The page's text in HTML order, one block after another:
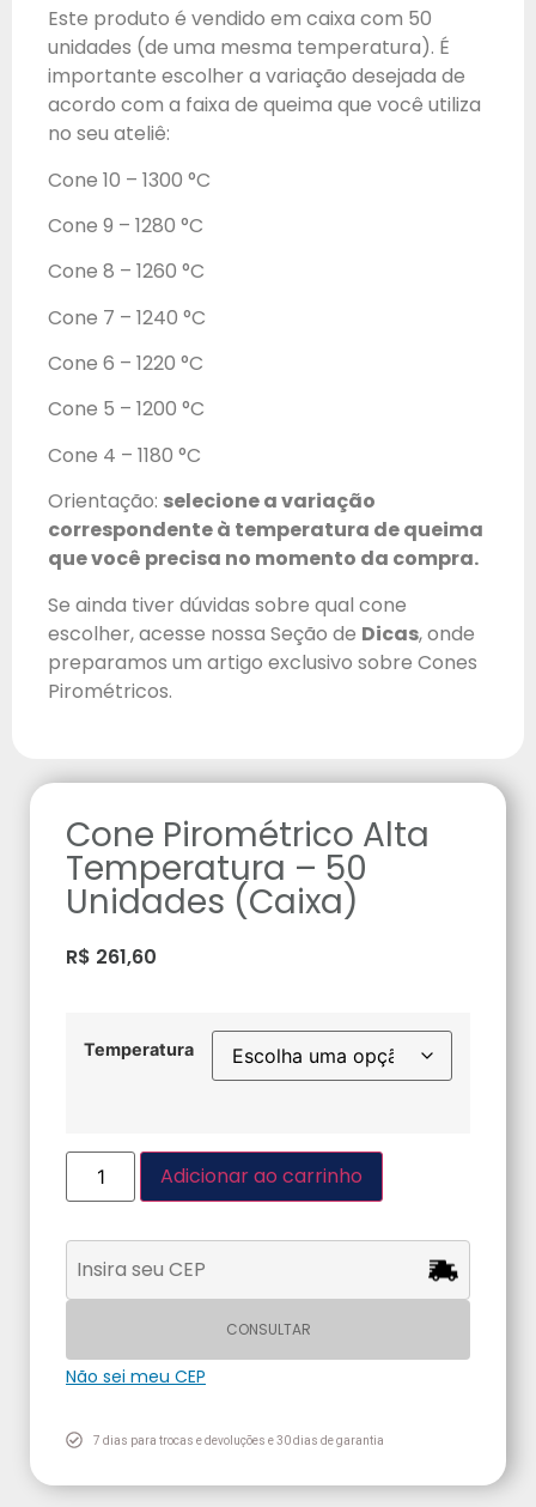
Este produto é vendido em caixa com 50
unidades (de uma mesma temperatura). É
importante escolher a variação desejada de
acordo com a faixa de queima que você utiliza
no seu ateliê:
Cone 10 – 1300 °C
Cone 9 – 1280 °C
Cone 8 – 1260 °C
Cone 7 – 1240 °C
Cone 6 – 1220 °C
Cone 5 – 1200 °C
Cone 4 – 1180 °C
Orientação: selecione a variação
correspondente à temperatura de queima
que você precisa no momento da compra.
Se ainda tiver dúvidas sobre qual cone
escolher, acesse nossa Seção de Dicas, onde
preparamos um artigo exclusivo sobre Cones
Pirométricos.
Cone Pirométrico Alta
Temperatura – 50
Unidades (Caixa)
R$ 261,60
Temperatura
Adicionar ao carrinho
CONSULTAR
Não sei meu CEP
7 dias para trocas e devoluções e 30 dias de garantia